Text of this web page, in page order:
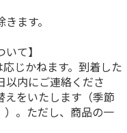
ます。
て】
じかねます。到着した
以内にご連絡くださ
えをいたします（季節
）。ただし、商品の一